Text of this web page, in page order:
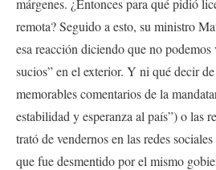
márgenes. ¿Entonces para qué pidió
remota? Seguido a esto, su ministro
esa reacción diciendo que no
sucios” en el exterior. Y ni qué decir
memorables comentarios de la
estabilidad y esperanza al país”) o las
trató de vendernos en las redes
que fue desmentido por el mismo